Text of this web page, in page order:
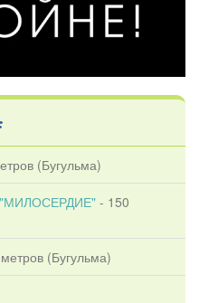
(Бугульма)
"МИЛОСЕРДИЕ" - 150
(Бугульма)